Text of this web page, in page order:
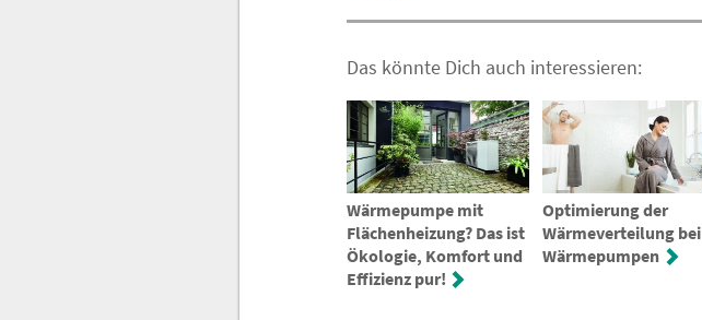
Das könnte Dich auch interessieren:
Wärmepumpe mit
Flächenheizung? Das ist
Ökologie, Komfort und
Effizienz pur!
Optimierung der
Wärmeverteilung bei
Wärmepumpen